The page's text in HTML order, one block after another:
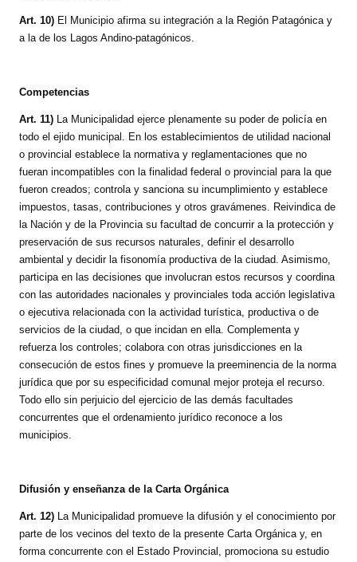
Art. 10) El Municipio afirma su integración a la Región Patagónica y
a la de los Lagos Andino-patagónicos.
Competencias
Art. 11) La Municipalidad ejerce plenamente su poder de policía en
todo el ejido municipal. En los establecimientos de utilidad nacional
o provincial establece la normativa y reglamentaciones que no
fueran incompatibles con la finalidad federal o provincial para la que
fueron creados; controla y sanciona su incumplimiento y establece
impuestos, tasas, contribuciones y otros gravámenes. Reivindica de
la Nación y de la Provincia su facultad de concurrir a la protección y
preservación de sus recursos naturales, definir el desarrollo
ambiental y decidir la fisonomía productiva de la ciudad. Asimismo,
participa en las decisiones que involucran estos recursos y coordina
con las autoridades nacionales y provinciales toda acción legislativa
o ejecutiva relacionada con la actividad turística, productiva o de
servicios de la ciudad, o que incidan en ella. Complementa y
refuerza los controles; colabora con otras jurisdicciones en la
consecución de estos fines y promueve la preeminencia de la norma
jurídica que por su especificidad comunal mejor proteja el recurso.
Todo ello sin perjuicio del ejercicio de las demás facultades
concurrentes que el ordenamiento jurídico reconoce a los
municipios.
Difusión y enseñanza de la Carta Orgánica
Art. 12) La Municipalidad promueve la difusión y el conocimiento por
parte de los vecinos del texto de la presente Carta Orgánica y, en
forma concurrente con el Estado Provincial, promociona su estudio